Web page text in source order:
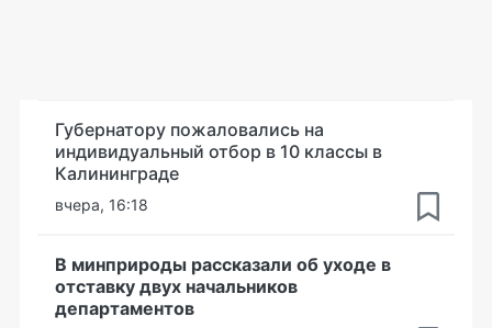
Губернатору пожаловались на
индивидуальный отбор в 10 классы в
Калининграде
вчера, 16:18
В минприроды рассказали об уходе в
отставку двух начальников
департаментов